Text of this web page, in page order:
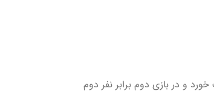
رنکینگ جهان بازی نزدیکی داشت اما با نتیجه ۳ بر یک شکست خورد و در بازی دوم برابر نفر دوم